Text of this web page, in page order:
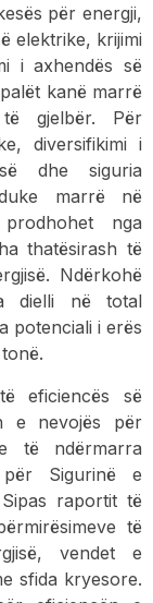
për energji,
elektrike, krijimi
i axhendës së
kanë marrë
gjelbër. Për
diversifikimi i
dhe siguria
marrë në
nga
thatësirash të
Ndërkohë
dielli në total
potenciali i erës
eficiencës së
e nevojës për
të ndërmarra
Sigurinë e
raportit të
të
vendet e
sfida kryesore.